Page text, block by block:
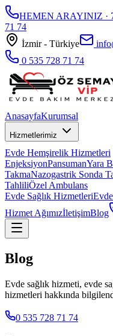
HEMEN ARAYINIZ ·
71 74
İzmir - Türkiye
0 535 728 71 74
AnasayfaKurumsal
Hizmetlerimiz
Evde Hemşirelik Hizmetleri
EnjeksiyonPansumanYara
TakmaNazogastrik Sonda
TahliliÖzel Ambulans
Evde Sağlık Hizmetleri
Hizmet AğımızİletişimBlog
Blog
Evde sağlık hizmeti, evde
hizmetleri hakkında
0 535 728 71 74